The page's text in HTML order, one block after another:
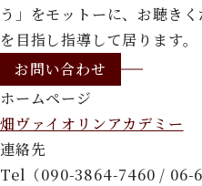
う」をモットーに、お聴き
を目指し指導して居ります。
お問い合わせ
ホームページ
畑ヴァイオリンアカデミー
連絡先
Tel（090-3864-7460 / 06-